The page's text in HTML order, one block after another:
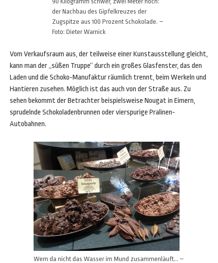
der Nachbau des Gipfelkreuzes der
Zugspitze aus 100 Prozent Schokolade. –
Foto: Dieter Warnick
Vom Verkaufsraum aus, der teilweise einer Kunstausstellung gleicht,
kann man der „süßen Truppe“ durch ein großes Glasfenster, das den
Laden und die Schoko-Manufaktur räumlich trennt, beim Werkeln und
Hantieren zusehen. Möglich ist das auch von der Straße aus. Zu
sehen bekommt der Betrachter beispielsweise Nougat in Eimern,
sprudelnde Schokoladenbrunnen oder vierspurige Pralinen-
Autobahnen.
Wem da nicht das Wasser im Mund zusammenläuft… –